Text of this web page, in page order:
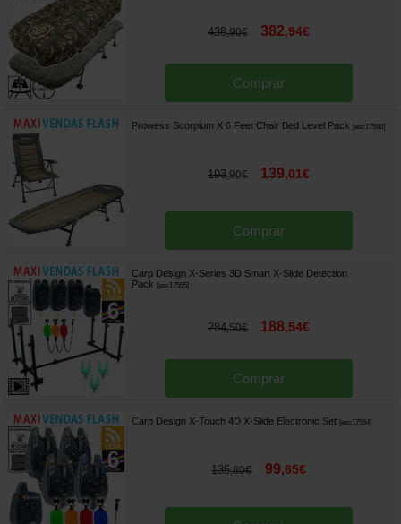
438,90€ 382,94€
Comprar
Prowess Scorpium X 6 Feet Chair Bed Level Pack [esc17585]
193,90€ 139,01€
Comprar
Carp Design X-Series 3D Smart X-Slide Detection
Pack [esc17555]
284,50€ 188,54€
Comprar
Carp Design X-Touch 4D X-Slide Electronic Set [esc17554]
135,80€ 99,65€